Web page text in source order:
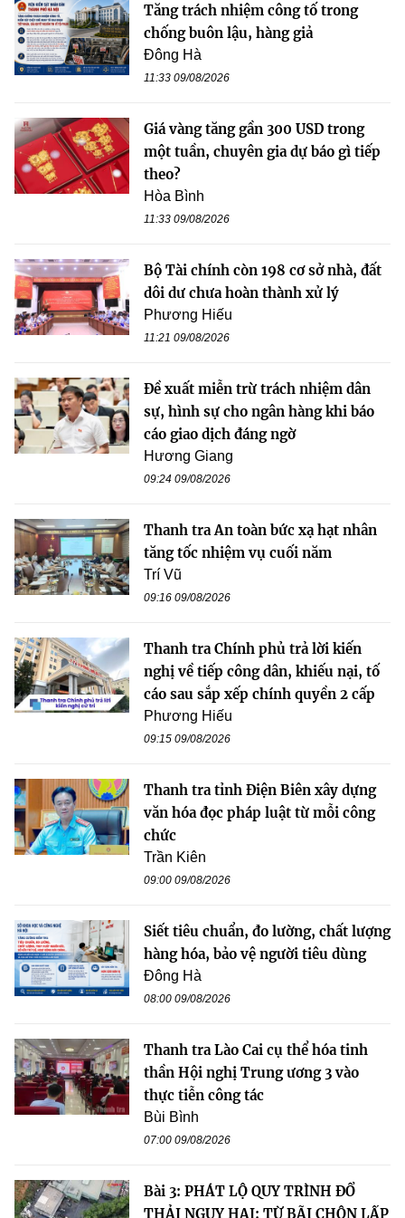
Tăng trách nhiệm công tố trong
chống buôn lậu, hàng giả
Đông Hà
11:33 09/08/2026
Giá vàng tăng gần 300 USD trong
một tuần, chuyên gia dự báo gì tiếp
theo?
Hòa Bình
11:33 09/08/2026
Bộ Tài chính còn 198 cơ sở nhà, đất
dôi dư chưa hoàn thành xử lý
Phương Hiếu
11:21 09/08/2026
Đề xuất miễn trừ trách nhiệm dân
sự, hình sự cho ngân hàng khi báo
cáo giao dịch đáng ngờ
Hương Giang
09:24 09/08/2026
Thanh tra An toàn bức xạ hạt nhân
tăng tốc nhiệm vụ cuối năm
Trí Vũ
09:16 09/08/2026
Thanh tra Chính phủ trả lời kiến
nghị về tiếp công dân, khiếu nại, tố
cáo sau sắp xếp chính quyền 2 cấp
Phương Hiếu
09:15 09/08/2026
Thanh tra tỉnh Điện Biên xây dựng
văn hóa đọc pháp luật từ mỗi công
chức
Trần Kiên
09:00 09/08/2026
Siết tiêu chuẩn, đo lường, chất lượng
hàng hóa, bảo vệ người tiêu dùng
Đông Hà
08:00 09/08/2026
Thanh tra Lào Cai cụ thể hóa tinh
thần Hội nghị Trung ương 3 vào
thực tiễn công tác
Bùi Bình
07:00 09/08/2026
Bài 3: PHÁT LỘ QUY TRÌNH ĐỔ
THẢI NGUY HẠI: TỪ BÃI CHÔN LẤP